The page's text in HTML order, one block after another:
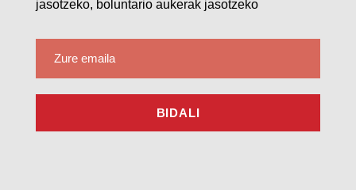
jasotzeko, boluntario aukerak jasotzeko